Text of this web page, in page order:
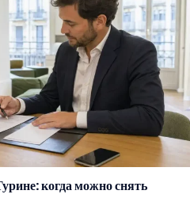
когда можно снять